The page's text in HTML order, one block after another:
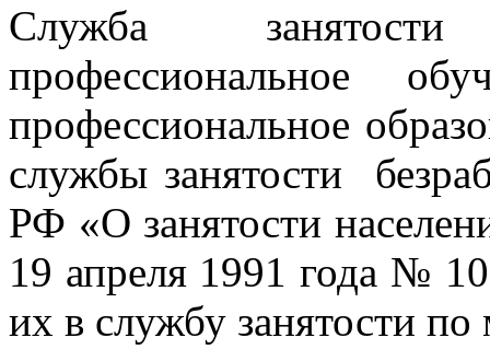
Служба
профессиональное
профессиональное
службы занятости
РФ «О занятости
19 апреля 1991 года №
их в службу занятости